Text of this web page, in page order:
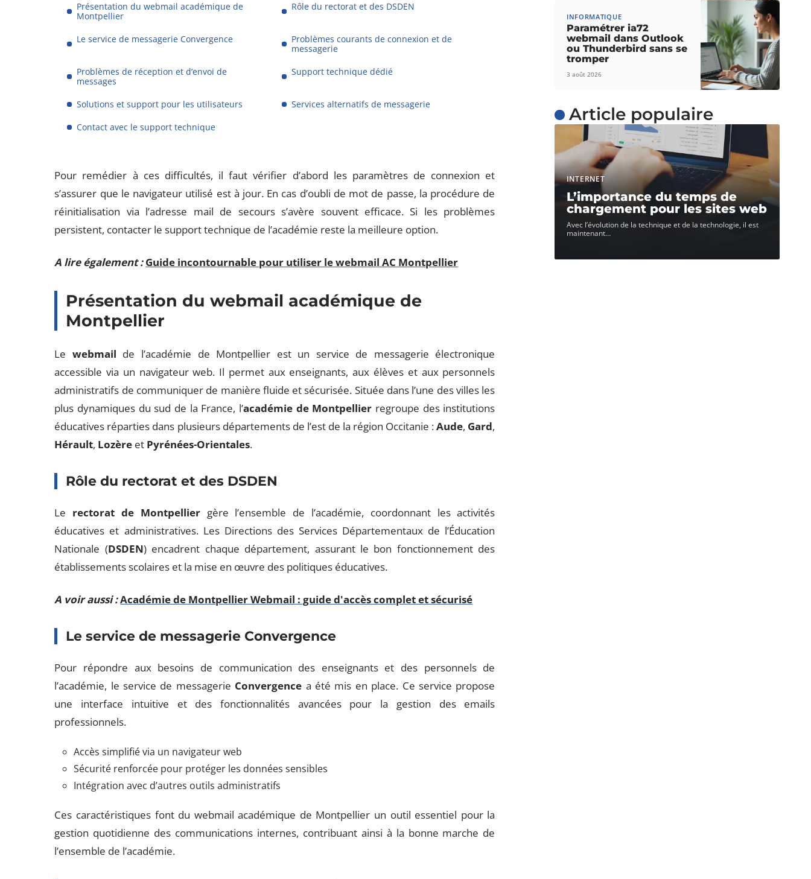
Présentation du webmail académique de
Montpellier
Rôle du rectorat et des DSDEN
Le service de messagerie Convergence
Problèmes courants de connexion et de
messagerie
Problèmes de réception et d’envoi de
messages
Support technique dédié
Solutions et support pour les utilisateurs
Services alternatifs de messagerie
Contact avec le support technique
Pour remédier à ces difficultés, il faut vérifier d’abord les paramètres de connexion et
s’assurer que le navigateur utilisé est à jour. En cas d’oubli de mot de passe, la procédure de
réinitialisation via l’adresse mail de secours s’avère souvent efficace. Si les problèmes
persistent, contacter le support technique de l’académie reste la meilleure option.
A lire également : Guide incontournable pour utiliser le webmail AC Montpellier
Présentation du webmail académique de
Montpellier
Le webmail de l’académie de Montpellier est un service de messagerie électronique
accessible via un navigateur web. Il permet aux enseignants, aux élèves et aux personnels
administratifs de communiquer de manière fluide et sécurisée. Située dans l’une des villes les
plus dynamiques du sud de la France, l’académie de Montpellier regroupe des institutions
éducatives réparties dans plusieurs départements de l’est de la région Occitanie :Aude, Gard,
Hérault, Lozère et Pyrénées-Orientales.
Rôle du rectorat et des DSDEN
Le rectorat de Montpelliergère l’ensemble de l’académie, coordonnant les activités
éducatives et administratives. Les Directions des Services Départementaux de l’Éducation
Nationale (DSDEN) encadrent chaque département, assurant le bon fonctionnement des
établissements scolaires et la mise en œuvre des politiques éducatives.
A voir aussi :Académie de Montpellier Webmail : guide d'accès complet et sécurisé
Le service de messagerie Convergence
Pour répondre aux besoins de communication des enseignants et des personnels de
l’académie, le service de messagerie Convergence a été mis en place. Ce service propose
une interface intuitive et des fonctionnalités avancées pour la gestion des emails
professionnels.
Accès simplifié via un navigateur web
Sécurité renforcée pour protéger les données sensibles
Intégration avec d’autres outils administratifs
Ces caractéristiques font du webmail académique de Montpellier un outil essentiel pour la
gestion quotidienne des communications internes, contribuant ainsi à la bonne marche de
l’ensemble de l’académie.
INFORMATIQUE
Paramétrer ia72
webmail dans Outlook
ou Thunderbird sans se
tromper
3 août 2026
Article populaire
INTERNET
L’importance du temps de
chargement pour les sites web
Avec l’évolution de la technique et de la technologie, il est
maintenant…